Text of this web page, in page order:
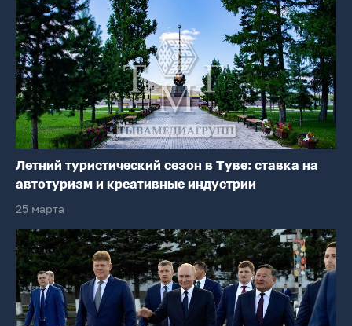
Летний туристический сезон в Туве: ставка на
автотуризм и креативные индустрии
25 марта